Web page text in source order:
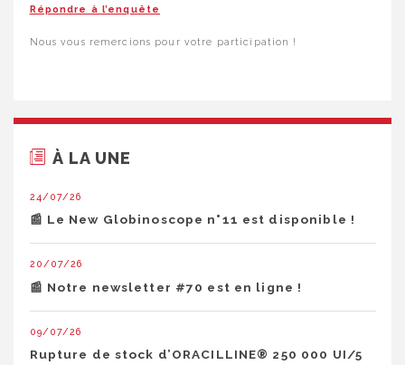
Répondre à l’enquête
Nous vous remercions pour votre participation !
À LA UNE
24/07/26
📰 Le New Globinoscope n°11 est disponible !
20/07/26
📰 Notre newsletter #70 est en ligne !
09/07/26
Rupture de stock d’ORACILLINE® 250 000 UI/5